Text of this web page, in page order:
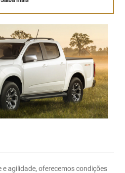
agilidade, oferecemos condições